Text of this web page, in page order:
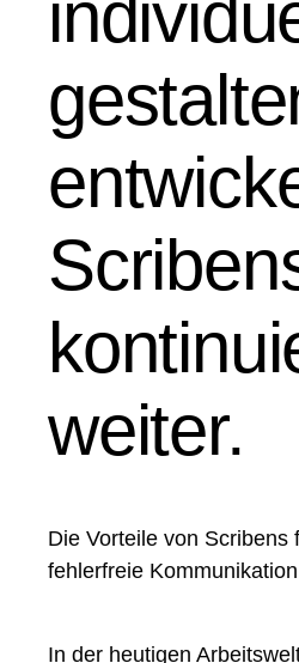
weiter.
Die Vorteile von Scribens
fehlerfreie
In der heutigen